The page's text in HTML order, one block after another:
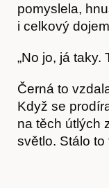
pomyslela,
i celkový
„No jo, já taky.
Černá to
Když se
na těch útlých
světlo. Stálo